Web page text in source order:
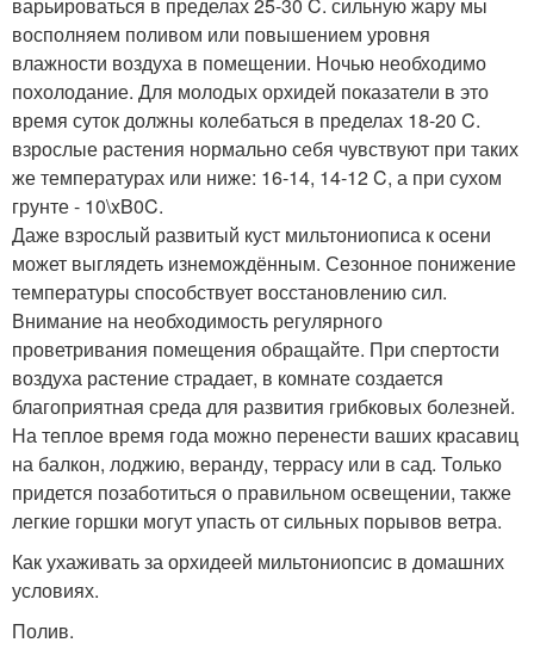
восполняем поливом или повышением уровня
влажности воздуха в помещении. Ночью необходимо
похолодание. Для молодых орхидей показатели в это
время суток должны колебаться в пределах 18-20 C.
взрослые растения нормально себя чувствуют при таких
же температурах или ниже: 16-14, 14-12 C, а при сухом
грунте - 10\xB0C.
Даже взрослый развитый куст мильтониописа к осени
может выглядеть изнемождённым. Сезонное понижение
температуры способствует восстановлению сил.
Внимание на необходимость регулярного
проветривания помещения обращайте. При спертости
воздуха растение страдает, в комнате создается
благоприятная среда для развития грибковых болезней.
На теплое время года можно перенести ваших красавиц
на балкон, лоджию, веранду, террасу или в сад. Только
придется позаботиться о правильном освещении, также
легкие горшки могут упасть от сильных порывов ветра.
Как ухаживать за орхидеей мильтониопсис в домашних
условиях.
Полив.